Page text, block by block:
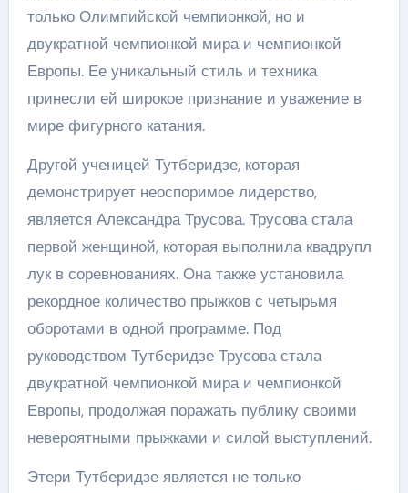
только Олимпийской чемпионкой, но и
двукратной чемпионкой мира и чемпионкой
Европы. Ее уникальный стиль и техника
принесли ей широкое признание и уважение в
мире фигурного катания.
Другой ученицей Тутберидзе, которая
демонстрирует неоспоримое лидерство,
является Александра Трусова. Трусова стала
первой женщиной, которая выполнила квадрупл
лук в соревнованиях. Она также установила
рекордное количество прыжков с четырьмя
оборотами в одной программе. Под
руководством Тутберидзе Трусова стала
двукратной чемпионкой мира и чемпионкой
Европы, продолжая поражать публику своими
невероятными прыжками и силой выступлений.
Этери Тутберидзе является не только